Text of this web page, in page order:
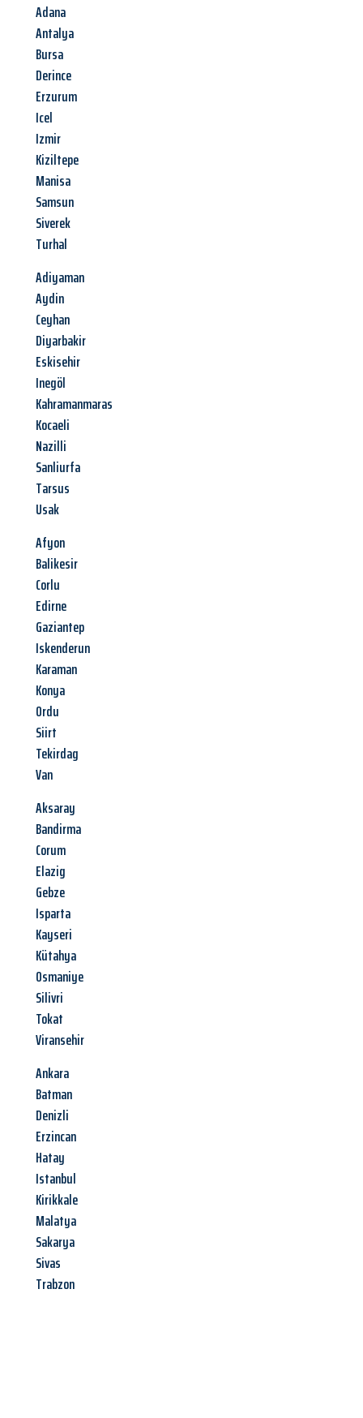
Adana
Antalya
Bursa
Derince
Erzurum
Icel
Izmir
Kiziltepe
Manisa
Samsun
Siverek
Turhal
Adiyaman
Aydin
Ceyhan
Diyarbakir
Eskisehir
Inegöl
Kahramanmaras
Kocaeli
Nazilli
Sanliurfa
Tarsus
Usak
Afyon
Balikesir
Corlu
Edirne
Gaziantep
Iskenderun
Karaman
Konya
Ordu
Siirt
Tekirdag
Van
Aksaray
Bandirma
Corum
Elazig
Gebze
Isparta
Kayseri
Kütahya
Osmaniye
Silivri
Tokat
Viransehir
Ankara
Batman
Denizli
Erzincan
Hatay
Istanbul
Kirikkale
Malatya
Sakarya
Sivas
Trabzon